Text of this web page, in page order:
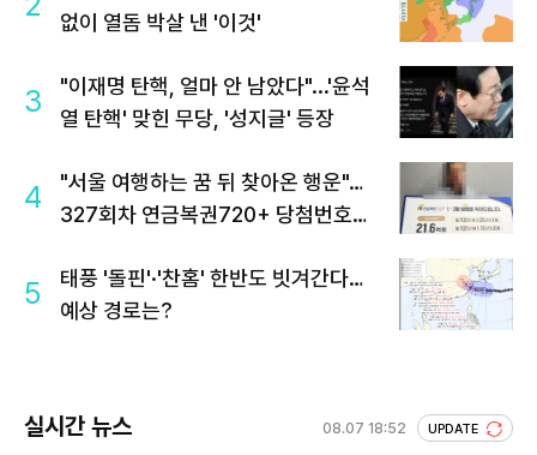
없이 열돔 박살 낸 '이것'
3
"이재명 탄핵, 얼마 안 남았다"...'윤석
열 탄핵' 맞힌 무당, '성지글' 등장
4
"서울 여행하는 꿈 뒤 찾아온 행운"…
327회차 연금복권720+ 당첨번호조
5
태풍 '돌핀'·'찬홈' 한반도 빗겨간다…
예상 경로는?
실시간 뉴스 08.07 18:52 UPDATE